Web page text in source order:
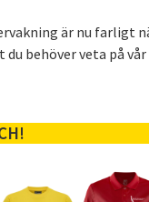
är nu farligt
behöver veta på vår